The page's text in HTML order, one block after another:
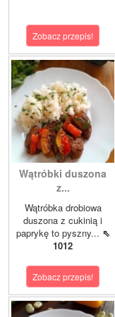
Zobacz przepis!
Wątróbki duszona
z...
Wątróbka drobiowa
duszona z cukinią i
paprykę to pyszny... ⇖
1012
Zobacz przepis!